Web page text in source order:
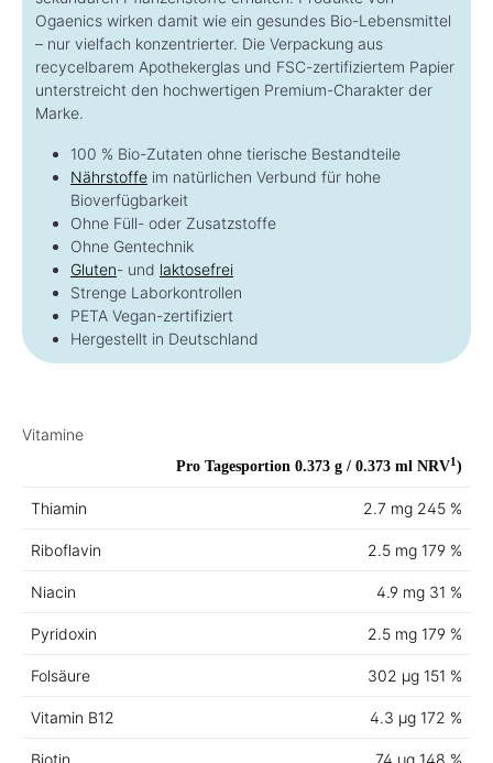
Ogaenics wirken damit wie ein gesundes Bio-Lebensmittel
– nur vielfach konzentrierter. Die Verpackung aus
recycelbarem Apothekerglas und FSC-zertifiziertem Papier
unterstreicht den hochwertigen Premium-Charakter der
Marke.
100 % Bio-Zutaten ohne tierische Bestandteile
Nährstoffe im natürlichen Verbund für hohe
Bioverfügbarkeit
Ohne Füll- oder Zusatzstoffe
Ohne Gentechnik
Gluten- und laktosefrei
Strenge Laborkontrollen
PETA Vegan-zertifiziert
Hergestellt in Deutschland
Vitamine
Pro Tagesportion 0.373 g / 0.373 ml NRV1 )
Thiamin 2.7 mg 245 %
Riboflavin 2.5 mg 179 %
Niacin 4.9 mg 31 %
Pyridoxin 2.5 mg 179 %
Folsäure 302 µg 151 %
Vitamin B12 4.3 µg 172 %